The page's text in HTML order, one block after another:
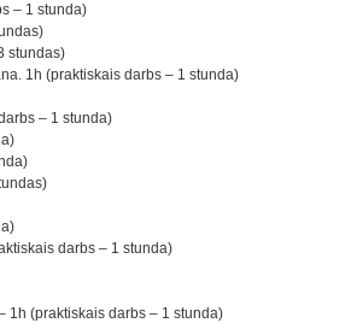
– 1 stunda)
stundas)
1h (praktiskais darbs – 1 stunda)
– 1 stunda)
darbs – 1 stunda)
1h (praktiskais darbs – 1 stunda)